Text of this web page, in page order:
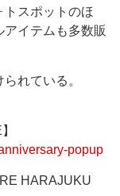
スポットのほ
イテムも多数販
れている。
popup
HARAJUKU